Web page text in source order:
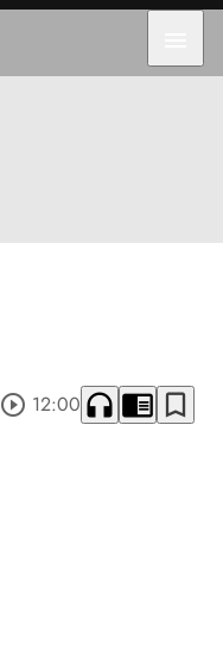
play_circle_outline 12:00 headphones chrome_reader_mode bookmark_border